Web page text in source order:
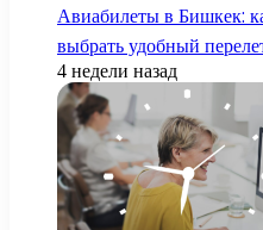
Авиабилеты в Бишкек:
выбрать удобный
4 недели назад